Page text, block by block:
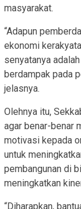
masyarakat.
“Adapun
ekonomi
senyatanya
berdampak pada
jelasnya.
Olehnya itu,
agar benar-benar
motivasi kepada
untuk
pembangunan di
meningkatkan
“Diharapkan,